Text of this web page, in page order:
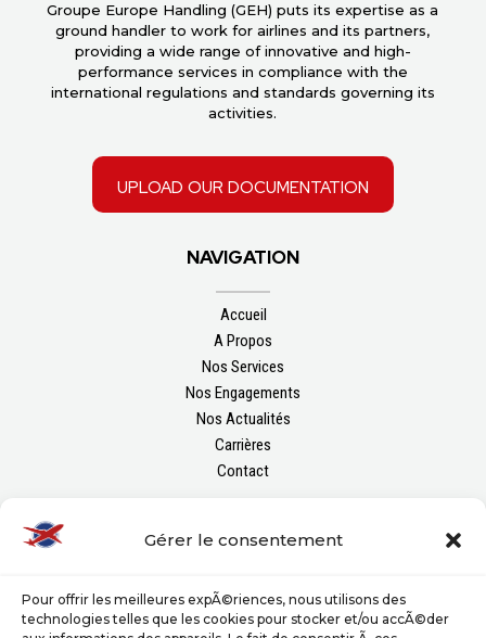
Gérer le consentement
Pour offrir les meilleures expÃ©riences, nous utilisons des
technologies telles que les cookies pour stocker et/ou accÃ©der
Groupe Europe Handling (GEH) puts its expertise as a
ground handler to work for airlines and its partners,
providing a wide range of innovative and high-
performance services in compliance with the
international regulations and standards governing its
activities.
upload our documentation
NAVIGATION
Accueil
A Propos
Nos Services
Nos Engagements
Nos Actualités
Carrières
Contact
FOLLOW US